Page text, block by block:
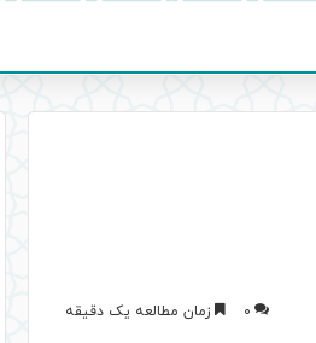
0 زمان مطالعه یک دقیقه